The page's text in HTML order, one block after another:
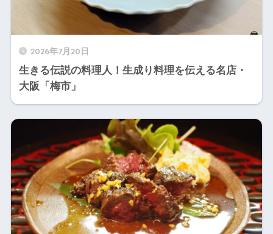
2026年7月20日
生きる伝説の料理人！生成り料理を伝える名店・
大阪「梅市」